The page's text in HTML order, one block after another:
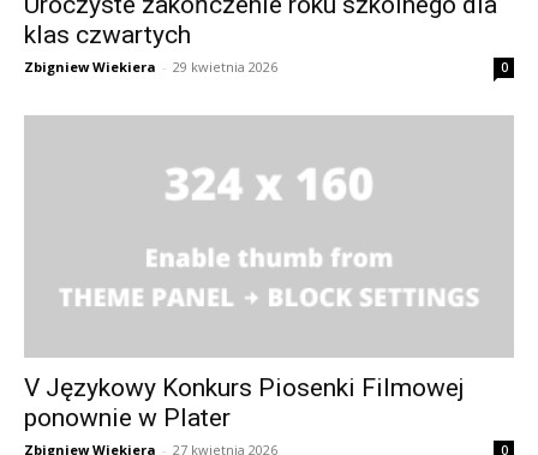
klas czwartych
Zbigniew Wiekiera - 29 kwietnia 2026 0
V Językowy Konkurs Piosenki Filmowej
ponownie w Plater
Zbigniew Wiekiera - 27 kwietnia 2026 0